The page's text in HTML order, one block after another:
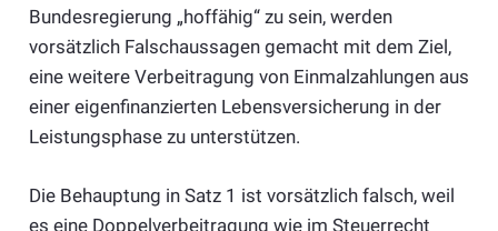
Bundesregierung „hoffähig“ zu sein, werden
vorsätzlich Falschaussagen gemacht mit dem Ziel,
eine weitere Verbeitragung von Einmalzahlungen aus
einer eigenfinanzierten Lebensversicherung in der
Leistungsphase zu unterstützen.
Die Behauptung in Satz 1 ist vorsätzlich falsch, weil
es eine Doppelverbeitragung wie im Steuerrecht